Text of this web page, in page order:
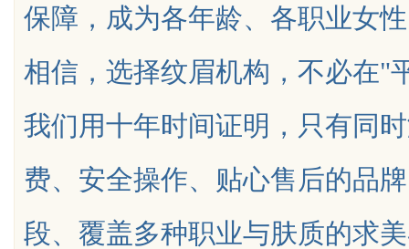
uz
保障，成为各年龄、各职业女
相信，选择纹眉机构，不必在"
我们用十年时间证明，只有同
费、安全操作、贴心售后的品
段、覆盖多种职业与肤质的求